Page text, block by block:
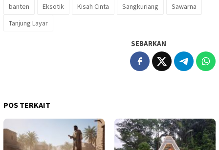
banten Eksotik Kisah Cinta Sangkuriang
Sawarna
Tanjung Layar
SEBARKAN
POS TERKAIT